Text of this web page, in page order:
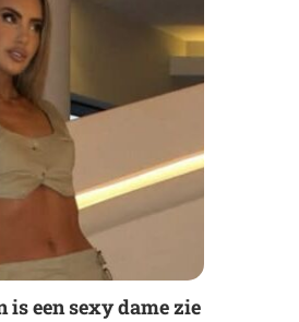
is een sexy dame zie